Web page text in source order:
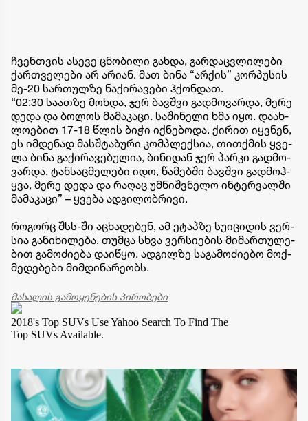
ჩვენ­თვის ასე­ვე ცნო­ბი­ლი გახ­და, გარ­დაც­ვლი­ლე­ბი
ქარ­თვე­ლე­ბი არ არი­ან. მათ ბინა “არ­ქის” კორ­პუ­სის
მე-20 სარ­თულ­ზე ნა­ქი­რა­ვე­ბი ჰქონ­დათ.
“02:30 სა­ათ­ზე მოხ­და, ჯერ ბავ­შვი გად­მო­ვარ­და, მერე
დედა და ბო­ლოს მა­მა­კა­ცი. სა­ში­ნე­ლი ხმა იყო. და­ახ­
ლო­ე­ბით 17-18 წლის ბიჭი იქ­ნე­ბო­და. ქი­რით იყ­ვნენ,
ეს იმ­დე­ნად მას­შტა­ბუ­რი კომ­პლექ­სია, თით­ქმის ყვე­
ლა ბინა გა­ქი­რა­ვე­ბუ­ლია, ბი­ნი­დან ჯერ პარ­კი გად­მო­
ვარ­და, ტან­საც­მე­ლე­ბი იდო, წა­მებ­ში ბავ­შვი გად­მოჰ­
ყვა, მერე დედა და რა­ღაც უმ­ნიშ­ვნე­ლო ინ­ტერ­ვალ­ში
მა­მა­კა­ცი” – ყ­ვე­ბა ად­გი­ლობ­რი­ვი.
რო­გორც შსს-ში აცხადებენ, ამ ეტაპ­ზე სუ­ი­ცი­დის ვერ­
სია გა­ნი­ხი­ლე­ბა, თუმ­ცა სხვა ვერ­სი­ე­ბის მი­მარ­თუ­ლე­
ბით გა­მო­ძი­ე­ბა და­ი­წყო. ად­გილ­ზე სა­გა­მო­ძი­ე­ბო მოქ­
მე­დე­ბე­ბი მიმ­დი­ნა­რე­ობს.
მასალის გამოყენების პირობები
2018's Top SUVs Use Yahoo Search To Find The
Top SUVs Available.